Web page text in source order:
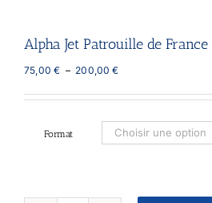
Alpha Jet Patrouille de France
75,00€ – 200,00€Plage
prix :
à
200,00 €
Format